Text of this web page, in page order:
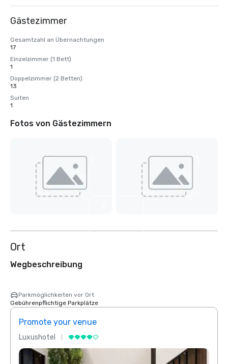
Gästezimmer
Gesamtzahl an Übernachtungen
17
Einzelzimmer (1 Bett)
1
Doppelzimmer (2 Betten)
13
Suiten
1
Fotos von Gästezimmern
Ort
Wegbeschreibung
Parkmöglichkeiten vor Ort
Gebührenpflichtige Parkplätze
Promote your venue
Luxushotel